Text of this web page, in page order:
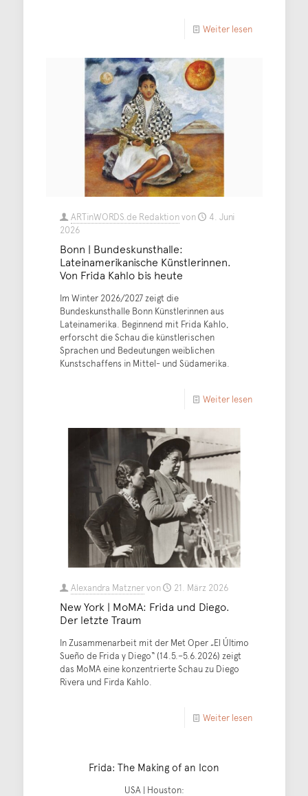
Weiter lesen
ARTinWORDS.de Redaktionvon
4. Juni
2026
Bonn | Bundeskunsthalle:
Lateinamerikanische Künstlerinnen.
Von Frida Kahlo bis heute
Im Winter 2026/2027 zeigt die
Bundeskunsthalle Bonn Künstlerinnen aus
Lateinamerika. Beginnend mit Frida Kahlo,
erforscht die Schau die künstlerischen
Sprachen und Bedeutungen weiblichen
Kunstschaffens in Mittel- und Südamerika.
Weiter lesen
Alexandra Matznervon 21. März 2026
New York | MoMA: Frida und Diego.
Der letzte Traum
In Zusammenarbeit mit der Met Oper „El Último
Sueño de Frida y Diego“ (14.5.–5.6.2026) zeigt
das MoMA eine konzentrierte Schau zu Diego
Rivera und Firda Kahlo.
Weiter lesen
Frida: The Making of an Icon
USA | Houston: